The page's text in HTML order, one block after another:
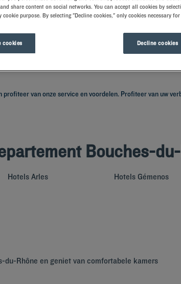
van onze service en voordelen. Profiteer van uw
Bouches-
Hotels Arles Hotels Gémenos
du-Rhône en geniet van comfortabele kamers
share content on social networks. You can accept all cookies by
cookie purpose. By selecting "Decline cookies," only cookies necessary
cookies Decline cookies